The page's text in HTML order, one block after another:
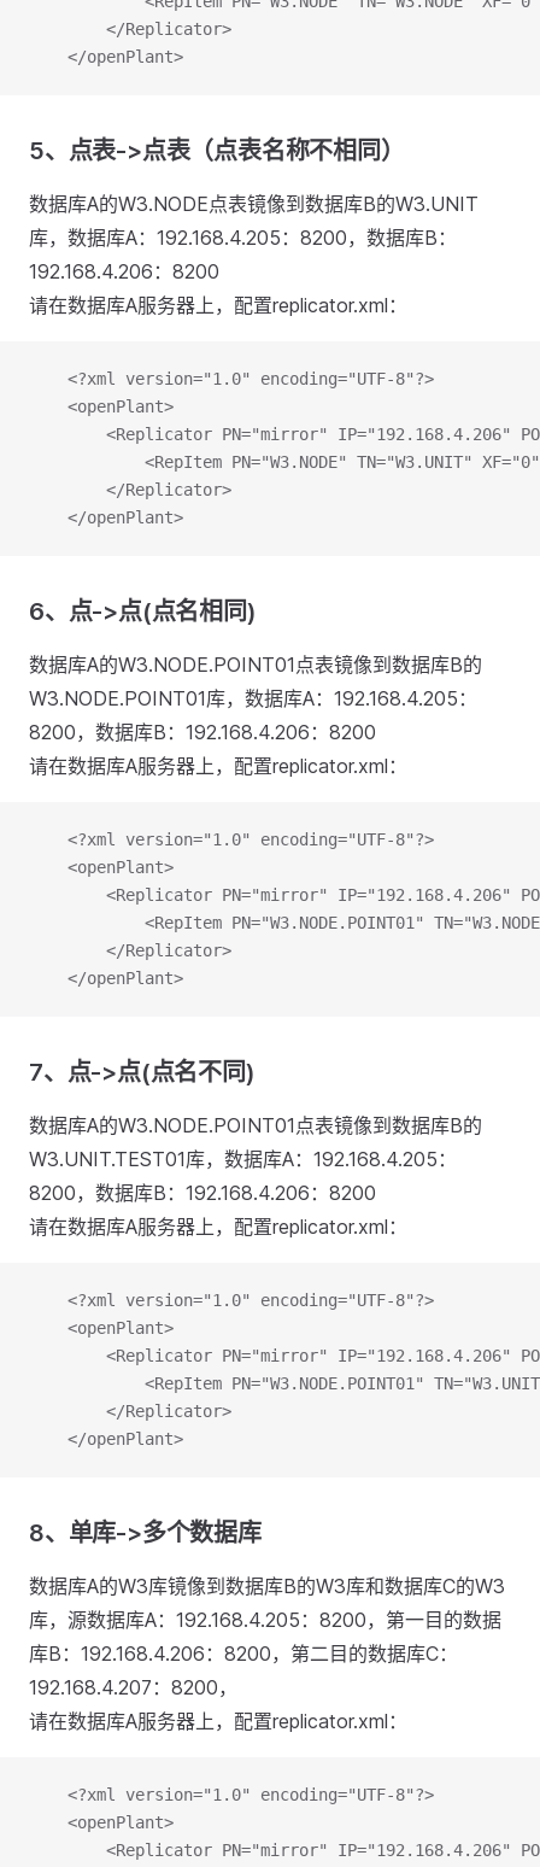
		</Replicator>
	</openPlant>
5、点表->点表（点表名称不相同）
数据库A的W3.NODE点表镜像到数据库B的W3.UNIT
库，数据库A：192.168.4.205：8200，数据库B：
192.168.4.206：8200
请在数据库A服务器上，配置replicator.xml：
	<?xml version="1.0" encoding="UTF-8"?>
	<openPlant>
<Replicator PN="mirror" IP="192.168.4.206"
<RepItem PN="W3.NODE" TN="W3.UNIT"
		</Replicator>
	</openPlant>
6、点->点(点名相同)
数据库A的W3.NODE.POINT01点表镜像到数据库B的
W3.NODE.POINT01库，数据库A：192.168.4.205：
8200，数据库B：192.168.4.206：8200
请在数据库A服务器上，配置replicator.xml：
	<?xml version="1.0" encoding="UTF-8"?>
	<openPlant>
<Replicator PN="mirror" IP="192.168.4.206"
<RepItem PN="W3.NODE.POINT01"
		</Replicator>
	</openPlant>
7、点->点(点名不同)
数据库A的W3.NODE.POINT01点表镜像到数据库B的
W3.UNIT.TEST01库，数据库A：192.168.4.205：
8200，数据库B：192.168.4.206：8200
请在数据库A服务器上，配置replicator.xml：
	<?xml version="1.0" encoding="UTF-8"?>
	<openPlant>
<Replicator PN="mirror" IP="192.168.4.206"
<RepItem PN="W3.NODE.POINT01"
		</Replicator>
	</openPlant>
8、单库->多个数据库
数据库A的W3库镜像到数据库B的W3库和数据库C的W3
库，源数据库A：192.168.4.205：8200，第一目的数据
库B：192.168.4.206：8200，第二目的数据库C：
192.168.4.207：8200，
请在数据库A服务器上，配置replicator.xml：
	<?xml version="1.0" encoding="UTF-8"?>
	<openPlant>
<Replicator PN="mirror" IP="192.168.4.206"